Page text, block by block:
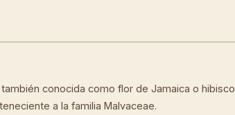
conocida como flor de Jamaica o hibisco,
a la familia Malvaceae.